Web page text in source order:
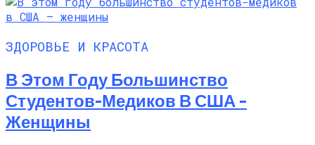
ЗДОРОВЬЕ И КРАСОТА
В Этом Году Большинство
Студентов-Медиков В США –
Женщины